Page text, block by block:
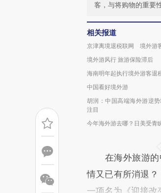
客，与将购物的重要
相关报道
京津离境退税联网 境外游
境外游风行 旅游保险滞后
海南明年起执行境外游客退
中国看好境外游
胡润：中国高端海外游逆
注目
今年海外游去哪？日美受青
在海外旅游的中
情又已有所消退
一项名为《迎接